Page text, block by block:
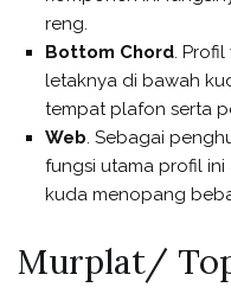
reng.
Bottom Chord.
letaknya di bawah
tempat plafon serta
Web. Sebagai
fungsi utama profil
kuda menopang
Murplat/